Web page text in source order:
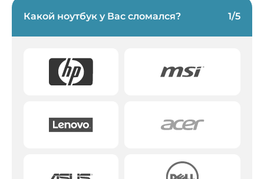
Какой ноутбук у Вас сломался? 1/5